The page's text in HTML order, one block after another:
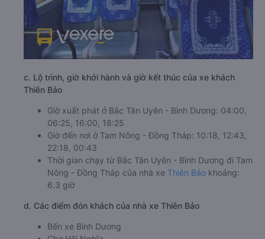
c. Lộ trình, giờ khởi hành và giờ kết thúc của xe khách
Thiên Bảo
Giờ xuất phát ở Bắc Tân Uyên - Bình Dương: 04:00,
06:25, 16:00, 18:25
Giờ đến nơi ở Tam Nông - Đồng Tháp: 10:18, 12:43,
22:18, 00:43
Thời gian chạy từ Bắc Tân Uyên - Bình Dương đi Tam
Nông - Đồng Tháp của nhà xe Thiên Bảo khoảng:
6.3 giờ
d. Các điểm đón khách của nhà xe Thiên Bảo
Bến xe Bình Dương